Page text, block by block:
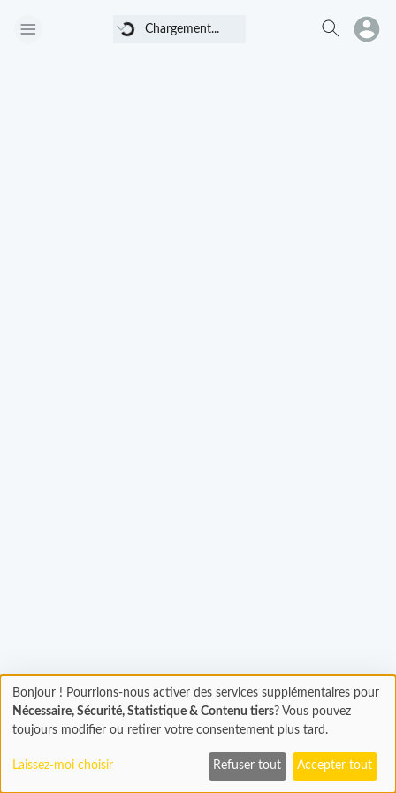
Chargement...
Chargement
En cours...
Bonjour ! Pourrions-nous activer des services supplémentaires pour
Nécessaire, Sécurité, Statistique & Contenu tiers? Vous pouvez
toujours modifier ou retirer votre consentement plus tard.
Laissez-moi choisir Refuser tout Accepter tout